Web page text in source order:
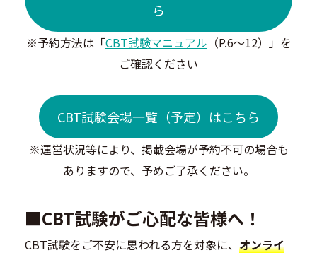
ら
※予約方法は「CBT試験マニュアル （P.6～12）」を
ご確認ください
CBT試験会場一覧（予定）はこちら
※運営状況等により、掲載会場が予約不可の場合も
ありますので、予めご了承ください。
■CBT試験がご心配な皆様へ！
CBT試験をご不安に思われる方を対象に、 オンライ